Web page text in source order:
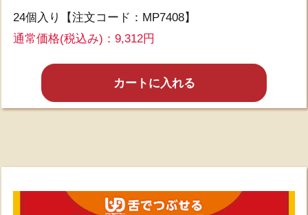
24個入り【注文コード：MP7408】
通常価格(税込み)： 9,312円
カートに入れる